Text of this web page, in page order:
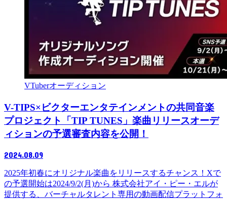
VTuberオーディション
V-TIPS×ビクターエンタテインメントの共同音楽
プロジェクト「TIP TUNES」楽曲リリースオーデ
ィションの予選審査内容を公開！
2024.08.09
2025年初春にオリジナル楽曲をリリースするチャンス！Xで
の予選開始は2024/9/2(月)から 株式会社アイ・ピー・エルが
提供する、バーチャルタレント専用の動画配信プラットフォ